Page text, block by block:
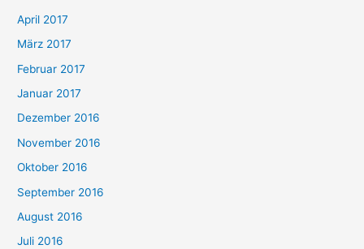
April 2017
März 2017
Februar 2017
Januar 2017
Dezember 2016
November 2016
Oktober 2016
September 2016
August 2016
Juli 2016